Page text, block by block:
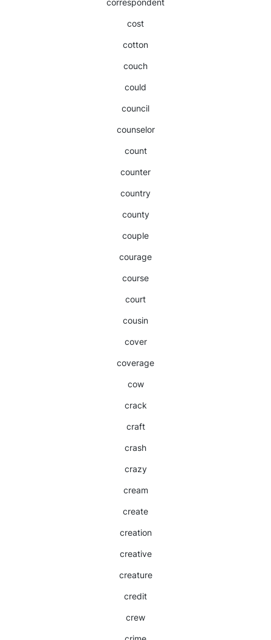
correspondent
cost
cotton
couch
could
council
counselor
count
counter
country
county
couple
courage
course
court
cousin
cover
coverage
cow
crack
craft
crash
crazy
cream
create
creation
creative
creature
credit
crew